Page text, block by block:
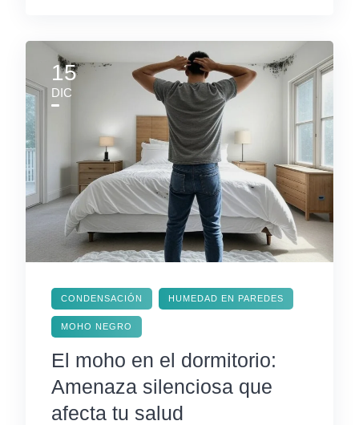
15
DIC
CONDENSACIÓN HUMEDAD EN PAREDES
MOHO NEGRO
El moho en el dormitorio:
Amenaza silenciosa que
afecta tu salud